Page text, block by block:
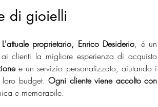
di gioielli
L'attuale proprietario, Enrico Desiderio, è un
clienti la migliore esperienza di acquisto
e un servizio personalizzato, aiutando i
loro budget. Ogni cliente viene accolto con
e memorabile.